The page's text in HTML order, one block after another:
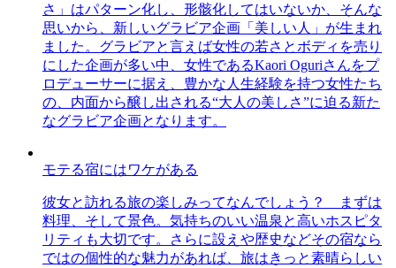
さ」はパターン化し、形骸化してはいないか、そんな
思いから、新しいグラビア企画「美しい人」が生まれ
ました。グラビアと言えば女性の若さとボディを売り
にした企画が多い中、女性であるKaori Oguriさんをプ
ロデューサーに据え、豊かな人生経験を持つ女性たち
の、内面から醸し出される“大人の美しさ”に迫る新た
なグラビア企画となります。
モテる宿にはワケがある
彼女と訪れる旅の楽しみってなんでしょう？ まずは
料理、そして景色。気持ちのいい温泉と高いホスピタ
リティも大切です。さらに設えや歴史などその宿なら
ではの個性的な魅力があれば、旅はきっと素晴らしい